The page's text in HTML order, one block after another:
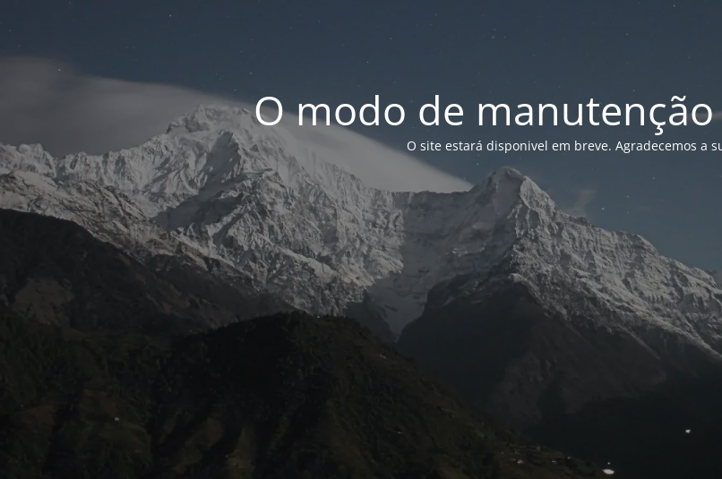
O modo de
O site estará disponivel em breve. Agradecemos a